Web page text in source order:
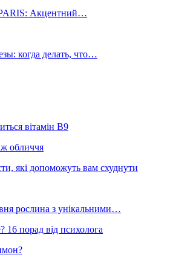
Акцентний…
когда делать, что…
вітамін В9
обличчя
які допоможуть вам схуднути
рослина з унікальними…
16 порад від психолога